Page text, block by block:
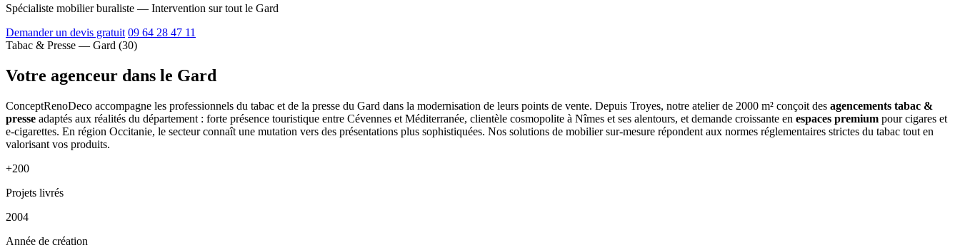
Spécialiste mobilier buraliste — Intervention sur tout le Gard
Demander un devis gratuit 09 64 28 47 11
Tabac & Presse — Gard (30)
Votre agenceur dans le Gard
ConceptRenoDeco accompagne les professionnels du tabac et de la presse du Gard dans la modernisation de leurs points de vente. Depuis Troyes, notre atelier de 2000 m² conçoit des agencements tabac &
presse adaptés aux réalités du département : forte présence touristique entre Cévennes et Méditerranée, clientèle cosmopolite à Nîmes et ses alentours, et demande croissante en espaces premium pour cigares et
e-cigarettes. En région Occitanie, le secteur connaît une mutation vers des présentations plus sophistiquées. Nos solutions de mobilier sur-mesure répondent aux normes réglementaires strictes du tabac tout en
valorisant vos produits.
+200
Projets livrés
2004
Année de création